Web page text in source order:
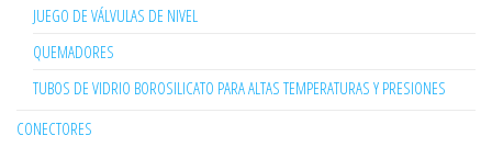
JUEGO DE VÁLVULAS DE NIVEL
QUEMADORES
TUBOS DE VIDRIO BOROSILICATO PARA ALTAS TEMPERATURAS Y PRESIONES
CONECTORES